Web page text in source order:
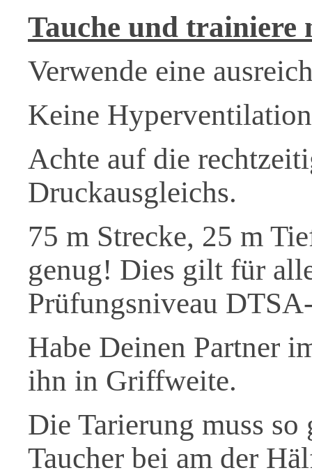
Tauche und trainiere
Verwende eine
Keine
Achte auf die
Druckausgleichs.
75 m Strecke, 25 m
genug! Dies gilt für
Prüfungsniveau
Habe Deinen Partner
ihn in Griffweite.
Die Tarierung muss so
Taucher bei am der